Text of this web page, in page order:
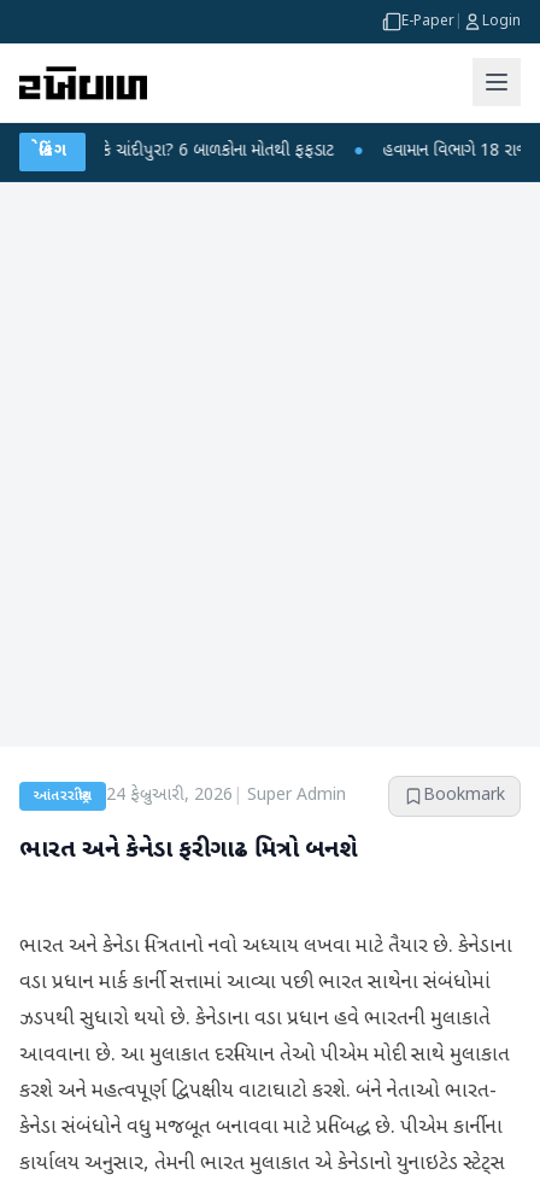
E-Paper Login
બ્રેકિંગ
કે ચાંદીપુરા? 6 બાળકોના મોતથી ફફડાટ ● હવામાન વિભાગે 18 રાજ્યો માટે ભારે
આંતરરાષ્ટ્રીય 24 ફેબ્રુઆરી, 2026 Super Admin Bookmark
ભારત અને કેનેડા ફરી ગાઢ મિત્રો બનશે
ભારત અને કેનેડા મિત્રતાનો નવો અધ્યાય લખવા માટે તૈયાર છે. કેનેડાના
વડા પ્રધાન માર્ક કાર્ની સત્તામાં આવ્યા પછી ભારત સાથેના સંબંધોમાં
ઝડપથી સુધારો થયો છે. કેનેડાના વડા પ્રધાન હવે ભારતની મુલાકાતે
આવવાના છે. આ મુલાકાત દરમિયાન તેઓ પીએમ મોદી સાથે મુલાકાત
કરશે અને મહત્વપૂર્ણ દ્વિપક્ષીય વાટાઘાટો કરશે. બંને નેતાઓ ભારત-
કેનેડા સંબંધોને વધુ મજબૂત બનાવવા માટે પ્રતિબદ્ધ છે. પીએમ કાર્નીના
કાર્યાલય અનુસાર, તેમની ભારત મુલાકાત એ કેનેડાનો યુનાઇટેડ સ્ટેટ્સ